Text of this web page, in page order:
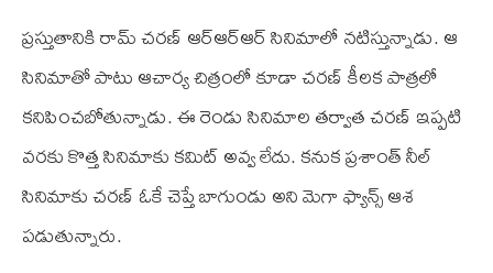
ప్రస్తుతానికి రామ్‌ చరణ్‌ ఆర్‌ఆర్‌ఆర్‌ సినిమాలో నటిస్తున్నాడు. ఆ
సినిమాతో పాటు ఆచార్య చిత్రంలో కూడా చరణ్‌ కీలక పాత్రలో
కనిపించబోతున్నాడు. ఈ రెండు సినిమాల తర్వాత చరణ్‌ ఇప్పటి
వరకు కొత్త సినిమాకు కమిట్‌ అవ్వ లేదు. కనుక ప్రశాంత్‌ నీల్‌
సినిమాకు చరణ్‌ ఓకే చెప్తే బాగుండు అని మెగా ఫ్యాన్స్‌ ఆశ
పడుతున్నారు.